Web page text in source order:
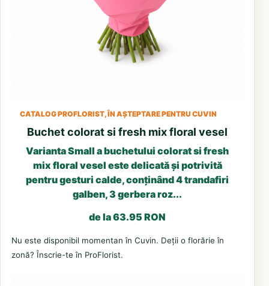
CATALOG PROFLORIST, ÎN AȘTEPTARE PENTRU CUVIN
Buchet colorat si fresh mix floral vesel
Varianta Small a buchetului colorat si fresh
mix floral vesel este delicată și potrivită
pentru gesturi calde, conținând 4 trandafiri
galben, 3 gerbera roz...
de la 63.95 RON
Nu este disponibil momentan în Cuvin. Deții o florărie în
zonă? Înscrie-te în ProFlorist.